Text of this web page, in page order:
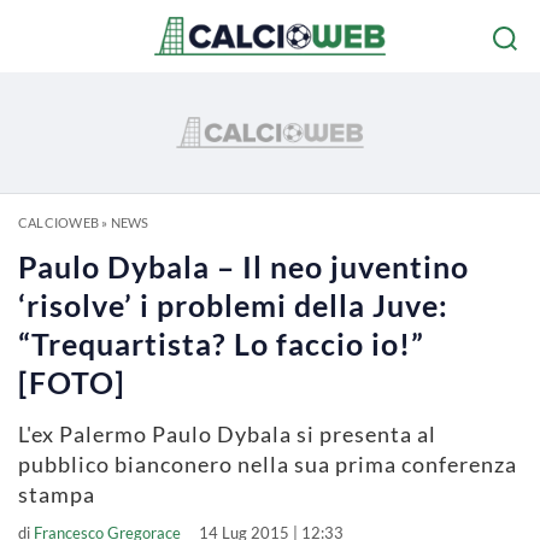
CALCIOWEB» NEWS
Paulo Dybala – Il neo juventino
‘risolve’ i problemi della Juve:
“Trequartista? Lo faccio io!”
[FOTO]
L'ex Palermo Paulo Dybala si presenta al
pubblico bianconero nella sua prima conferenza
stampa
di Francesco Gregorace 14 Lug 2015 | 12:33